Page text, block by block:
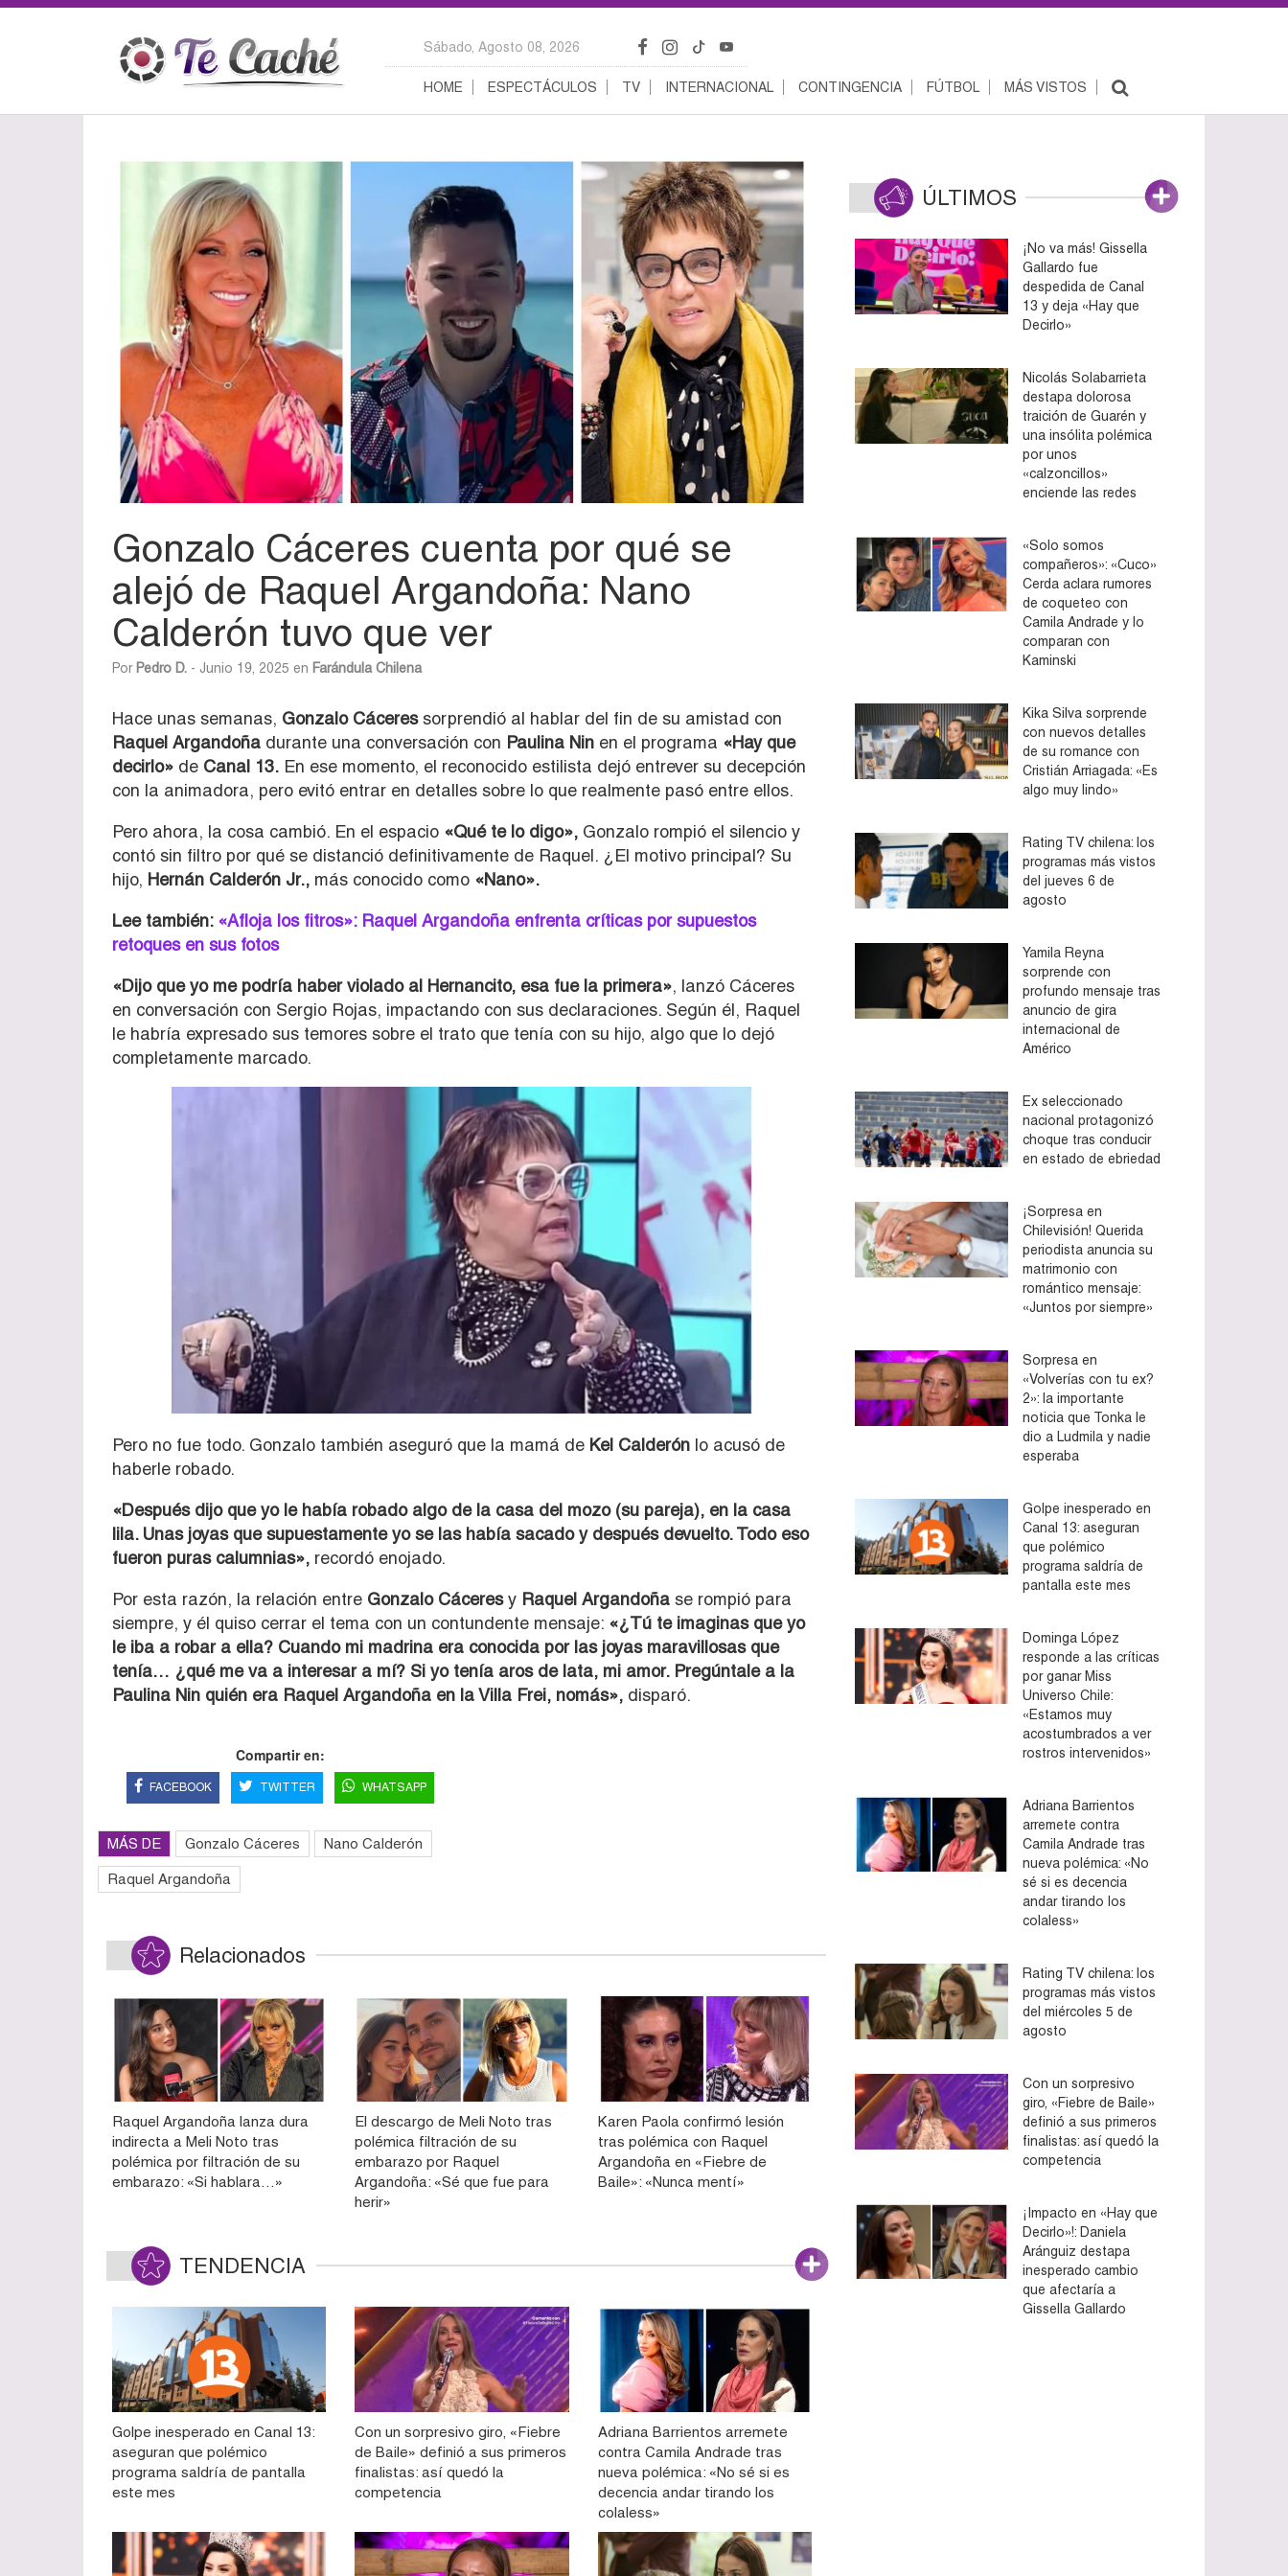
Sábado, Agosto 08, 2026
HOME ESPECTÁCULOS TV INTERNACIONAL CONTINGENCIA FÚTBOL MÁS VISTOS
Gonzalo Cáceres cuenta por qué se
alejó de Raquel Argandoña: Nano
Calderón tuvo que ver
Por Pedro D. - Junio 19, 2025 en Farándula Chilena
Hace unas semanas, Gonzalo Cáceressorprendió al hablar del fin de su amistad con
Raquel Argandoña durante una conversación con Paulina Nin en el programa «Hay que
decirlo» de Canal 13. En ese momento, el reconocido estilista dejó entrever su decepción
con la animadora, pero evitó entrar en detalles sobre lo que realmente pasó entre ellos.
Pero ahora, la cosa cambió. En el espacio «Qué te lo digo», Gonzalo rompió el silencio y
contó sin filtro por qué se distanció definitivamente de Raquel. ¿El motivo principal? Su
hijo, Hernán Calderón Jr., más conocido como «Nano».
Lee también: «Afloja los fitros»: Raquel Argandoña enfrenta críticas por supuestos
retoques en sus fotos
«Dijo que yo me podría haber violado al Hernancito, esa fue la primera», lanzó Cáceres
en conversación con Sergio Rojas, impactando con sus declaraciones. Según él, Raquel
le habría expresado sus temores sobre el trato que tenía con su hijo, algo que lo dejó
completamente marcado.
Pero no fue todo. Gonzalo también aseguró que la mamá de Kel Calderón lo acusó de
haberle robado.
«Después dijo que yo le había robado algo de la casa del mozo (su pareja), en la casa
lila. Unas joyas que supuestamente yo se las había sacado y después devuelto. Todo eso
fueron puras calumnias», recordó enojado.
Por esta razón, la relación entre Gonzalo Cáceresy Raquel Argandoña se rompió para
siempre, y él quiso cerrar el tema con un contundente mensaje: «¿Tú te imaginas que yo
le iba a robar a ella? Cuando mi madrina era conocida por las joyas maravillosas que
tenía… ¿qué me va a interesar a mí? Si yo tenía aros de lata, mi amor. Pregúntale a la
Paulina Nin quién era Raquel Argandoña en la Villa Frei, nomás», disparó.
Compartir en:
FACEBOOK TWITTER WHATSAPP
MÁS DE Gonzalo Cáceres Nano Calderón
Raquel Argandoña
Relacionados
Raquel Argandoña lanza dura
indirecta a Meli Noto tras
polémica por filtración de su
embarazo: «Si hablara…»
El descargo de Meli Noto tras
polémica filtración de su
embarazo por Raquel
Argandoña: «Sé que fue para
herir»
Karen Paola confirmó lesión
tras polémica con Raquel
Argandoña en «Fiebre de
Baile»: «Nunca mentí»
TENDENCIA
Golpe inesperado en Canal 13:
aseguran que polémico
programa saldría de pantalla
este mes
Con un sorpresivo giro, «Fiebre
de Baile» definió a sus primeros
finalistas: así quedó la
competencia
Adriana Barrientos arremete
contra Camila Andrade tras
nueva polémica: «No sé si es
decencia andar tirando los
colaless»
ÚLTIMOS
¡No va más! Gissella
Gallardo fue
despedida de Canal
13 y deja «Hay que
Decirlo»
Nicolás Solabarrieta
destapa dolorosa
traición de Guarén y
una insólita polémica
por unos
«calzoncillos»
enciende las redes
«Solo somos
compañeros»: «Cuco»
Cerda aclara rumores
de coqueteo con
Camila Andrade y lo
comparan con
Kaminski
Kika Silva sorprende
con nuevos detalles
de su romance con
Cristián Arriagada: «Es
algo muy lindo»
Rating TV chilena: los
programas más vistos
del jueves 6 de
agosto
Yamila Reyna
sorprende con
profundo mensaje tras
anuncio de gira
internacional de
Américo
Ex seleccionado
nacional protagonizó
choque tras conducir
en estado de ebriedad
¡Sorpresa en
Chilevisión! Querida
periodista anuncia su
matrimonio con
romántico mensaje:
«Juntos por siempre»
Sorpresa en
«Volverías con tu ex?
2»: la importante
noticia que Tonka le
dio a Ludmila y nadie
esperaba
Golpe inesperado en
Canal 13: aseguran
que polémico
programa saldría de
pantalla este mes
Dominga López
responde a las críticas
por ganar Miss
Universo Chile:
«Estamos muy
acostumbrados a ver
rostros intervenidos»
Adriana Barrientos
arremete contra
Camila Andrade tras
nueva polémica: «No
sé si es decencia
andar tirando los
colaless»
Rating TV chilena: los
programas más vistos
del miércoles 5 de
agosto
Con un sorpresivo
giro, «Fiebre de Baile»
definió a sus primeros
finalistas: así quedó la
competencia
¡Impacto en «Hay que
Decirlo»!: Daniela
Aránguiz destapa
inesperado cambio
que afectaría a
Gissella Gallardo